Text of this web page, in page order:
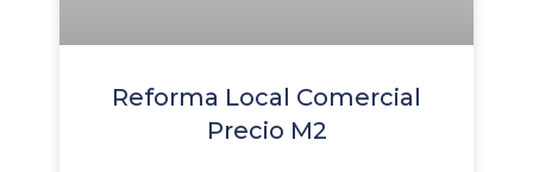
Reforma Local Comercial
Precio M2